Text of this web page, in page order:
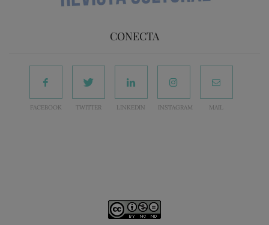
CONECTA
FACEBOOK TWITTER LINKEDIN INSTAGRAM MAIL